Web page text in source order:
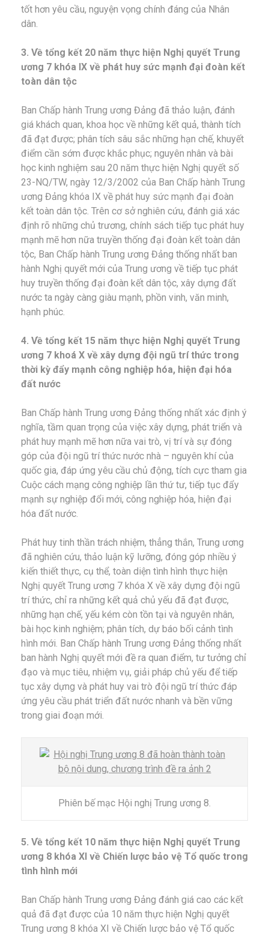
tốt hơn yêu cầu, nguyện vọng chính đáng của Nhân
dân.
3. Về tổng kết 20 năm thực hiện Nghị quyết Trung
ương 7 khóa IX về phát huy sức mạnh đại đoàn kết
toàn dân tộc
Ban Chấp hành Trung ương Đảng đã thảo luận, đánh
giá khách quan, khoa học về những kết quả, thành tích
đã đạt được; phân tích sâu sắc những hạn chế, khuyết
điểm cần sớm được khắc phục; nguyên nhân và bài
học kinh nghiệm sau 20 năm thực hiện Nghị quyết số
23-NQ/TW, ngày 12/3/2002 của Ban Chấp hành Trung
ương Đảng khóa IX về phát huy sức mạnh đại đoàn
kết toàn dân tộc. Trên cơ sở nghiên cứu, đánh giá xác
định rõ những chủ trương, chính sách tiếp tục phát huy
mạnh mẽ hơn nữa truyền thống đại đoàn kết toàn dân
tộc, Ban Chấp hành Trung ương Đảng thống nhất ban
hành Nghị quyết mới của Trung ương về tiếp tục phát
huy truyền thống đại đoàn kết dân tộc, xây dựng đất
nước ta ngày càng giàu mạnh, phồn vinh, văn minh,
hạnh phúc.
4. Về tổng kết 15 năm thực hiện Nghị quyết Trung
ương 7 khoá X về xây dựng đội ngũ trí thức trong
thời kỳ đẩy mạnh công nghiệp hóa, hiện đại hóa
đất nước
Ban Chấp hành Trung ương Đảng thống nhất xác định ý
nghĩa, tầm quan trọng của việc xây dựng, phát triển và
phát huy mạnh mẽ hơn nữa vai trò, vị trí và sự đóng
góp của đội ngũ trí thức nước nhà – nguyên khí của
quốc gia, đáp ứng yêu cầu chủ động, tích cực tham gia
Cuộc cách mạng công nghiệp lần thứ tư, tiếp tục đẩy
mạnh sự nghiệp đổi mới, công nghiệp hóa, hiện đại
hóa đất nước.
Phát huy tinh thần trách nhiệm, thẳng thắn, Trung ương
đã nghiên cứu, thảo luận kỹ lưỡng, đóng góp nhiều ý
kiến thiết thực, cụ thể, toàn diện tình hình thực hiện
Nghị quyết Trung ương 7 khóa X về xây dựng đội ngũ
trí thức, chỉ ra những kết quả chủ yếu đã đạt được,
những hạn chế, yếu kém còn tồn tại và nguyên nhân,
bài học kinh nghiệm; phân tích, dự báo bối cảnh tình
hình mới. Ban Chấp hành Trung ương Đảng thống nhất
ban hành Nghị quyết mới đề ra quan điểm, tư tưởng chỉ
đạo và mục tiêu, nhiệm vụ, giải pháp chủ yếu để tiếp
tục xây dựng và phát huy vai trò đội ngũ trí thức đáp
ứng yêu cầu phát triển đất nước nhanh và bền vững
trong giai đoạn mới.
Phiên bế mạc Hội nghị Trung ương 8.
5. Về tổng kết 10 năm thực hiện Nghị quyết Trung
ương 8 khóa XI về Chiến lược bảo vệ Tổ quốc trong
tình hình mới
Ban Chấp hành Trung ương Đảng đánh giá cao các kết
quả đã đạt được của 10 năm thực hiện Nghị quyết
Trung ương 8 khóa XI về Chiến lược bảo vệ Tổ quốc